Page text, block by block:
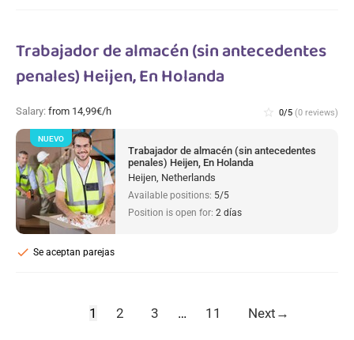
Trabajador de almacén (sin antecedentes
penales) Heijen, En Holanda
Salary: from 14,99€/h star_border 0/5 (0 reviews)
Trabajador de almacén (sin antecedentes
penales) Heijen, En Holanda
Heijen, Netherlands
Available positions: 5/5
Position is open for: 2 días
Se aceptan parejas
check
NUEVO
1 2 3 … 11 Next →